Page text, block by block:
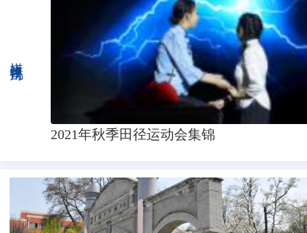
2021年秋季田径运动会集锦